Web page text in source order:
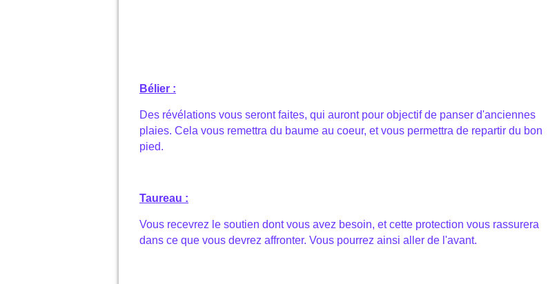
Bélier :
Des révélations vous seront faites, qui auront pour objectif de panser d'anciennes
plaies. Cela vous remettra du baume au coeur, et vous permettra de repartir du bon
pied.
Taureau :
Vous recevrez le soutien dont vous avez besoin, et cette protection vous rassurera
dans ce que vous devrez affronter. Vous pourrez ainsi aller de l'avant.